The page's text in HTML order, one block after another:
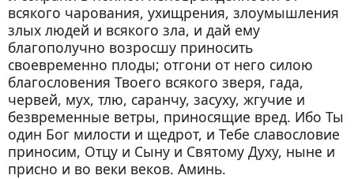
всякого чарования, ухищрения, злоумышления
злых людей и всякого зла, и дай ему
благополучно возросшу приносить
своевременно плоды; отгони от него силою
благословения Твоего всякого зверя, гада,
червей, мух, тлю, саранчу, засуху, жгучие и
безвременные ветры, приносящие вред. Ибо Ты
один Бог милости и щедрот, и Тебе славословие
приносим, Отцу и Сыну и Святому Духу, ныне и
присно и во веки веков. Аминь.